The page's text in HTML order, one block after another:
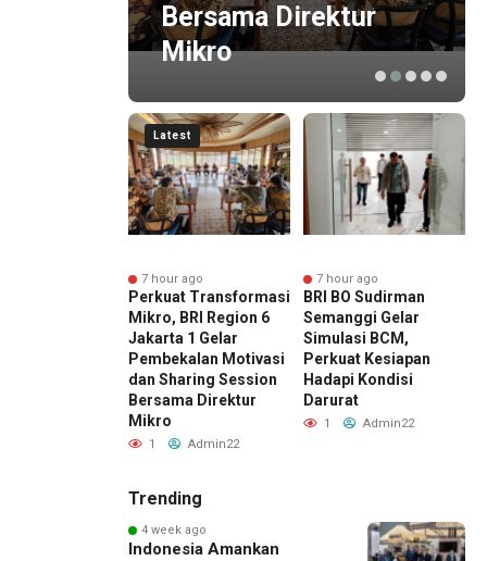
Bersama Direktur
Mikro
Latest
7 hour ago
Perkuat Transformasi
Mikro, BRI Region 6
Jakarta 1 Gelar
Pembekalan Motivasi
dan Sharing Session
Bersama Direktur
Mikro
1 Admin22
7 hour ago
BRI BO Sudirman
Semanggi Gelar
Simulasi BCM,
Perkuat Kesiapan
Hadapi Kondisi
Darurat
1 Admin22
Trending
4 week ago
Indonesia Amankan